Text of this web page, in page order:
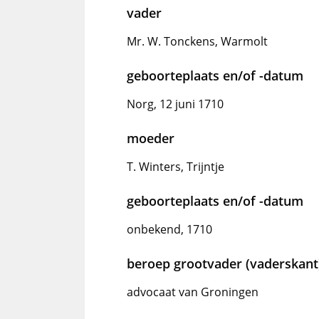
vader
Mr. W. Tonckens, Warmolt
geboorteplaats en/of -datum
Norg, 12 juni 1710
moeder
T. Winters, Trijntje
geboorteplaats en/of -datum
onbekend, 1710
beroep grootvader
advocaat van Groningen